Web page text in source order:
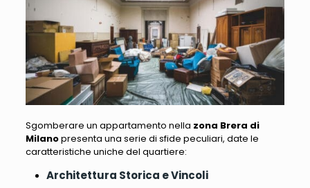
Sgomberare un appartamento nella zona Brera di
Milanopresenta una serie di sfide peculiari, date le
caratteristiche uniche del quartiere:
Architettura Storica e Vincoli